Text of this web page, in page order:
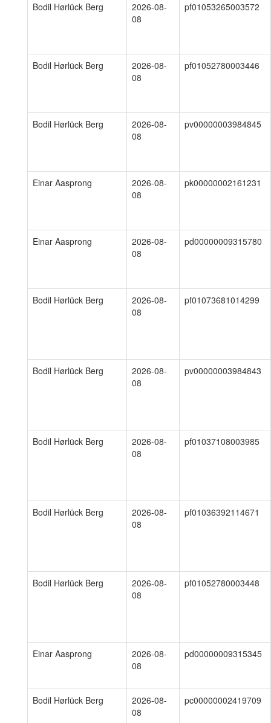
Bodil Hørlück Berg
2026-08-
08
pf01053265003572
Bodil Hørlück Berg
2026-08-
08
pf01052780003446
Bodil Hørlück Berg
2026-08-
08
pv00000003984845
Einar Aasprong
2026-08-
08
pk00000002161231
Einar Aasprong
2026-08-
08
pd00000009315780
Bodil Hørlück Berg
2026-08-
08
pf01073681014299
Bodil Hørlück Berg
2026-08-
08
pv00000003984843
Bodil Hørlück Berg
2026-08-
08
pf01037108003985
Bodil Hørlück Berg
2026-08-
08
pf01036392114671
Bodil Hørlück Berg
2026-08-
08
pf01052780003448
Einar Aasprong
2026-08-
08
pd00000009315345
Bodil Hørlück Berg
2026-08-
08
pc00000002419709